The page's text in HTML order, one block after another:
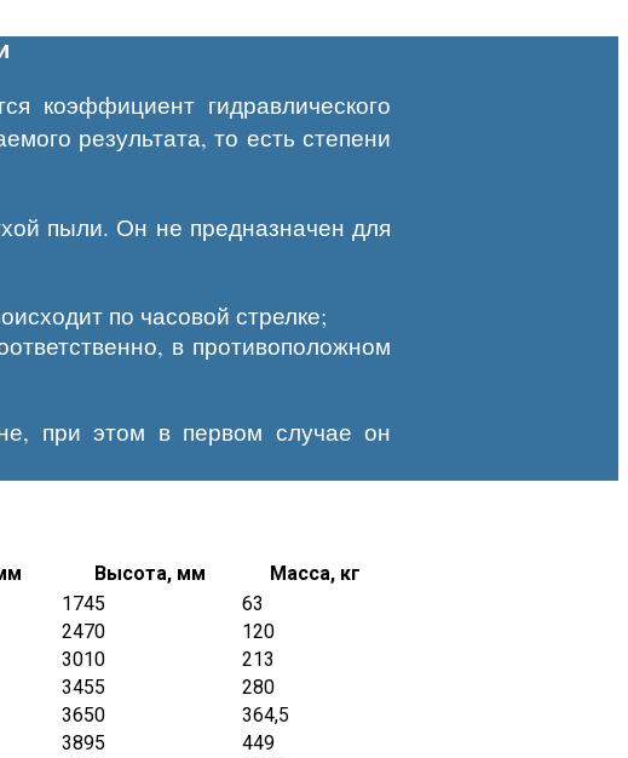
коэффициент гидравлического
результата, то есть степени
пыли. Он не предназначен для
по часовой стрелке;
в противоположном
при этом в первом случае он
Высота, мм
Масса, кг
1745
63
2470
120
3010
213
3455
280
3650
364,5
3895
449